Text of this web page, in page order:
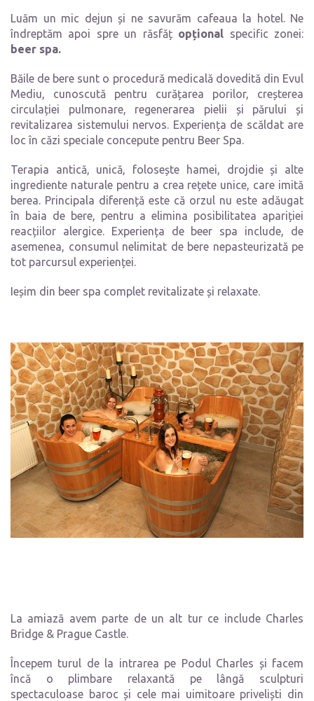
Luăm un mic dejun și ne savurăm cafeaua la hotel. Ne
îndreptăm apoi spre un răsfăț opțional specific zonei:
beer spa.
Băile de bere sunt o procedură medicală dovedită din Evul
Mediu, cunoscută pentru curățarea porilor, creșterea
circulației pulmonare, regenerarea pielii și părului și
revitalizarea sistemului nervos. Experiența de scăldat are
loc în căzi speciale concepute pentru Beer Spa.
Terapia antică, unică, folosește hamei, drojdie și alte
ingrediente naturale pentru a crea rețete unice, care imită
berea. Principala diferență este că orzul nu este adăugat
în baia de bere, pentru a elimina posibilitatea apariției
reacțiilor alergice. Experiența de beer spa include, de
asemenea, consumul nelimitat de bere nepasteurizată pe
tot parcursul experienței.
Ieșim din beer spa complet revitalizate și relaxate.
La amiază avem parte de un alt tur ce include Charles
Bridge & Prague Castle.
Începem turul de la intrarea pe Podul Charles și facem
încă o plimbare relaxantă pe lângă sculpturi
spectaculoase baroc și cele mai uimitoare priveliști din